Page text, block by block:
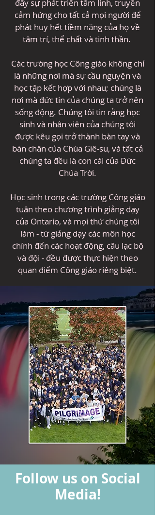
đẩy sự phát triển tâm linh, truyền
cảm hứng cho tất cả mọi người để
phát huy hết tiềm năng của họ về
tâm trí, thể chất và tinh thần.
Các trường học Công giáo không chỉ
là những nơi mà sự cầu nguyện và
học tập kết hợp với nhau; chúng là
nơi mà đức tin của chúng ta trở nên
sống động. Chúng tôi tin rằng học
sinh và nhân viên của chúng tôi
được kêu gọi trở thành bàn tay và
bàn chân của Chúa Giê-su, và tất cả
chúng ta đều là con cái của Đức
Chúa Trời.
Học sinh trong các trường Công giáo
tuân theo chương trình giảng dạy
của Ontario, và mọi thứ chúng tôi
làm - từ giảng dạy các môn học
chính đến các hoạt động, câu lạc bộ
và đội - đều được thực hiện theo
quan điểm Công giáo riêng biệt.
Follow us on Social
Media!